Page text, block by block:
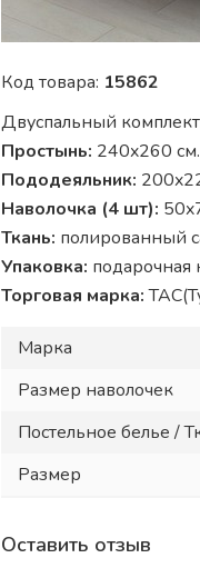
Код товара: 15862
Двуспальный
Простынь: 240x260 см.
Пододеяльник:
Наволочка (4 шт):
Ткань: полированный
Упаковка: подарочная
Торговая марка:
Марка
Размер наволочек
Постельное белье /
Размер
Оставить отзыв